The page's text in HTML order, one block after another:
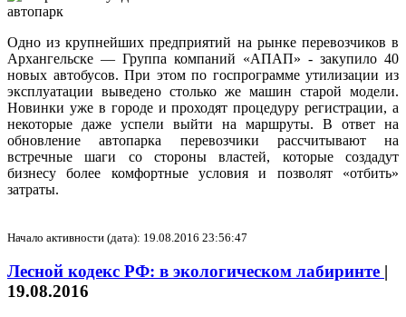
Одно из крупнейших предприятий на рынке перевозчиков в
Архангельске — Группа компаний «АПАП» - закупило 40
новых автобусов. При этом по госпрограмме утилизации из
эксплуатации выведено столько же машин старой модели.
Новинки уже в городе и проходят процедуру регистрации, а
некоторые даже успели выйти на маршруты. В ответ на
обновление автопарка перевозчики рассчитывают на
встречные шаги со стороны властей, которые создадут
бизнесу более комфортные условия и позволят «отбить»
затраты.
Начало активности (дата): 19.08.2016 23:56:47
Лесной кодекс РФ: в экологическом лабиринте |
19.08.2016